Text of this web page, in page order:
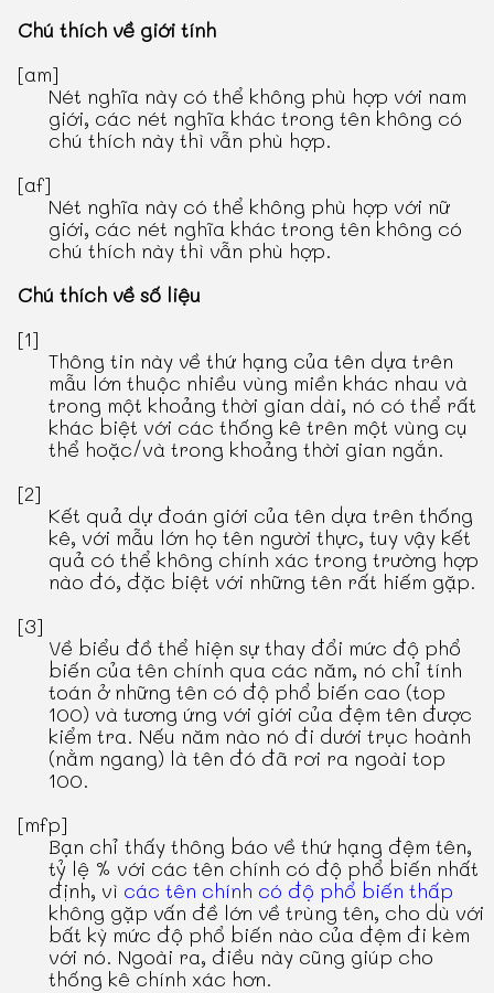
Chú thích về giới tính
[am]
Nét nghĩa này có thể không phù hợp với nam
giới, các nét nghĩa khác trong tên không có
chú thích này thì vẫn phù hợp.
[af]
Nét nghĩa này có thể không phù hợp với nữ
giới, các nét nghĩa khác trong tên không có
chú thích này thì vẫn phù hợp.
Chú thích về số liệu
[1]
Thông tin này về thứ hạng của tên dựa trên
mẫu lớn thuộc nhiều vùng miền khác nhau và
trong một khoảng thời gian dài, nó có thể rất
khác biệt với các thống kê trên một vùng cụ
thể hoặc/và trong khoảng thời gian ngắn.
[2]
Kết quả dự đoán giới của tên dựa trên thống
kê, với mẫu lớn họ tên người thực, tuy vậy kết
quả có thể không chính xác trong trường hợp
nào đó, đặc biệt với những tên rất hiếm gặp.
[3]
Về biểu đồ thể hiện sự thay đổi mức độ phổ
biến của tên chính qua các năm, nó chỉ tính
toán ở những tên có độ phổ biến cao (top
100) và tương ứng với giới của đệm tên được
kiểm tra. Nếu năm nào nó đi dưới trục hoành
(nằm ngang) là tên đó đã rơi ra ngoài top
100.
[mfp]
Bạn chỉ thấy thông báo về thứ hạng đệm tên,
tỷ lệ % với các tên chính có độ phổ biến nhất
định, vì các tên chính có độ phổ biến thấp
không gặp vấn đề lớn về trùng tên, cho dù với
bất kỳ mức độ phổ biến nào của đệm đi kèm
với nó. Ngoài ra, điều này cũng giúp cho
thống kê chính xác hơn.